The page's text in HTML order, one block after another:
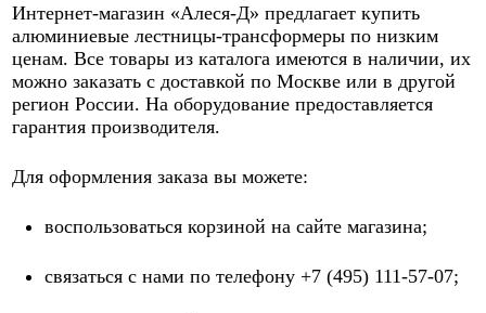
Интернет-магазин «Алеся-Д» предлагает купить
алюминиевые лестницы-трансформеры по низким
ценам. Все товары из каталога имеются в наличии, их
можно заказать с доставкой по Москве или в другой
регион России. На оборудование предоставляется
гарантия производителя.
Для оформления заказа вы можете:
воспользоваться корзиной на сайте магазина;
связаться с нами по телефону +7 (495) 111-57-07;